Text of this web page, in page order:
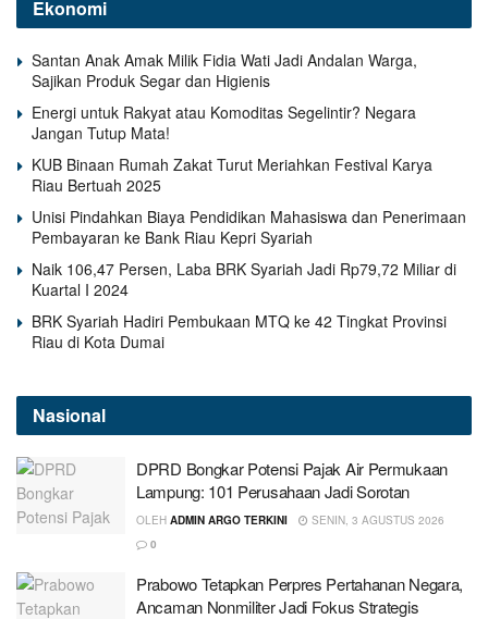
Ekonomi
Santan Anak Amak Milik Fidia Wati Jadi Andalan Warga,
Sajikan Produk Segar dan Higienis
Energi untuk Rakyat atau Komoditas Segelintir? Negara
Jangan Tutup Mata!
KUB Binaan Rumah Zakat Turut Meriahkan Festival Karya
Riau Bertuah 2025
Unisi Pindahkan Biaya Pendidikan Mahasiswa dan Penerimaan
Pembayaran ke Bank Riau Kepri Syariah
Naik 106,47 Persen, Laba BRK Syariah Jadi Rp79,72 Miliar di
Kuartal I 2024
BRK Syariah Hadiri Pembukaan MTQ ke 42 Tingkat Provinsi
Riau di Kota Dumai
Nasional
DPRD Bongkar Potensi Pajak Air Permukaan
Lampung: 101 Perusahaan Jadi Sorotan
OLEH ADMIN ARGO TERKINI
SENIN, 3 AGUSTUS 2026
0
Prabowo Tetapkan Perpres Pertahanan Negara,
Ancaman Nonmiliter Jadi Fokus Strategis